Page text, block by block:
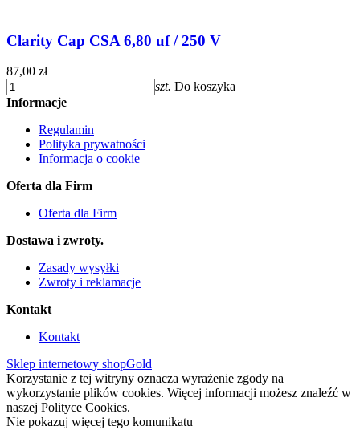
Clarity Cap CSA 6,80 uf / 250 V
87,00 zł
szt. Do koszyka
Informacje
Regulamin
Polityka prywatności
Informacja o cookie
Oferta dla Firm
Oferta dla Firm
Dostawa i zwroty.
Zasady wysyłki
Zwroty i reklamacje
Kontakt
Kontakt
Sklep internetowy shopGold
Korzystanie z tej witryny oznacza wyrażenie zgody na
wykorzystanie plików cookies. Więcej informacji możesz znaleźć w
naszej Polityce Cookies.
Nie pokazuj więcej tego komunikatu